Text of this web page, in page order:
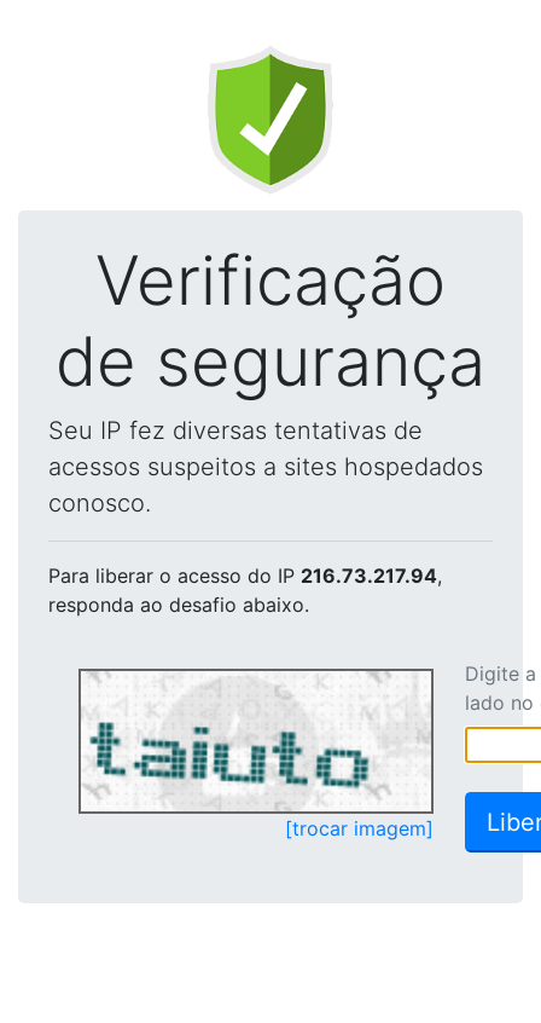
Verificação
de segurança
Seu IP fez diversas tentativas de
acessos suspeitos a sites hospedados
conosco.
Para liberar o acesso do IP 216.73.217.94,
responda ao desafio abaixo.
[trocar imagem]
Digite
lado no